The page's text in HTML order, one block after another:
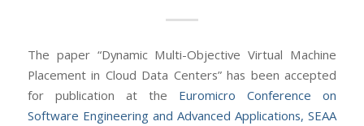
The paper “Dynamic Multi-Objective Virtual Machine
Placement in Cloud Data Centers” has been accepted
for publication at the Euromicro Conference on
Software Engineering and Advanced Applications, SEAA